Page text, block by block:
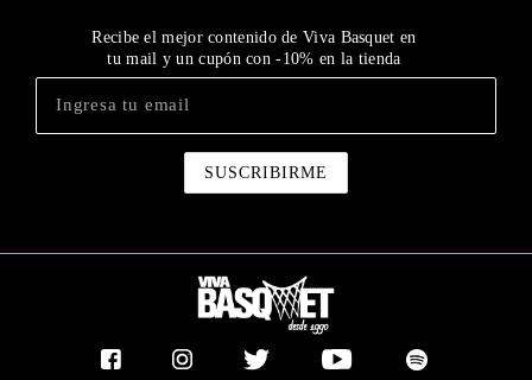
Recibe el mejor contenido de Viva Basquet en
tu mail y un cupón con -10% en la tienda